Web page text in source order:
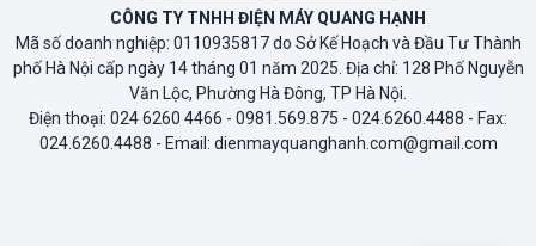
CÔNG TY TNHH ĐIỆN MÁY QUANG HẠNH
Mã số doanh nghiệp: 0110935817 do Sở Kế Hoạch và Đầu Tư Thành
phố Hà Nội cấp ngày 14 tháng 01 năm 2025. Địa chỉ: 128 Phố Nguyễn
Văn Lộc, Phường Hà Đông, TP Hà Nội.
Điện thoại: 024 6260 4466 - 0981.569.875 - 024.6260.4488 - Fax:
024.6260.4488 - Email: dienmayquanghanh.com@gmail.com